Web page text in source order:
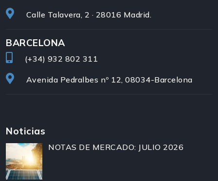
Calle Talavera, 2 · 28016 Madrid.
BARCELONA
(+34) 932 802 311
Avenida Pedralbes nº 12, 08034-Barcelona
Noticias
NOTAS DE MERCADO: JULIO 2026